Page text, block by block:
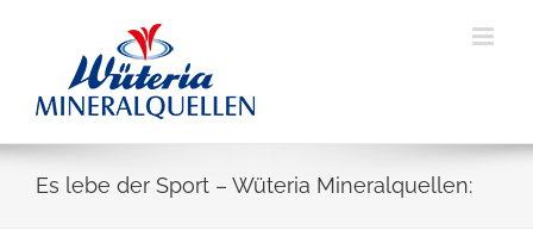
Es lebe der Sport – Wüteria Mineralquellen: